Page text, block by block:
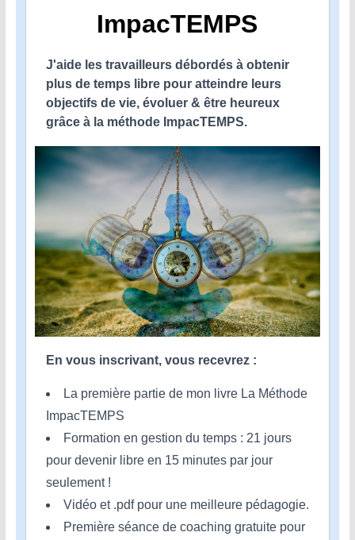
ImpacTEMPS
J'aide les travailleurs débordés à obtenir
plus de temps libre pour atteindre leurs
objectifs de vie, évoluer & être heureux
grâce à la méthode ImpacTEMPS.
En vous inscrivant, vous recevrez :
La première partie de mon livre La Méthode
ImpacTEMPS
Formation en gestion du temps : 21 jours
pour devenir libre en 15 minutes par jour
seulement !
Vidéo et .pdf pour une meilleure pédagogie.
Première séance de coaching gratuite pour